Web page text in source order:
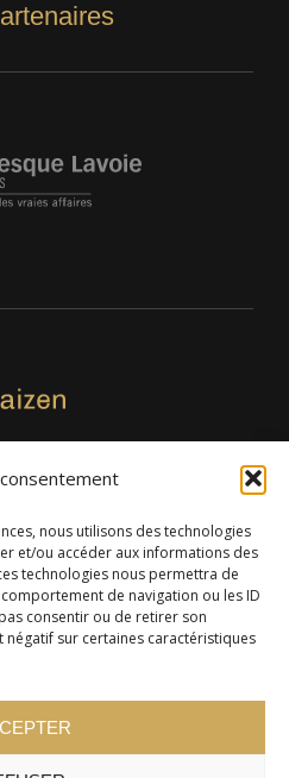
nous utilisons des technologies
et/ou accéder aux informations des
technologies nous permettra de
de navigation ou les ID
consentir ou de retirer son
sur certaines caractéristiques
819, Saint-Augustin-de-